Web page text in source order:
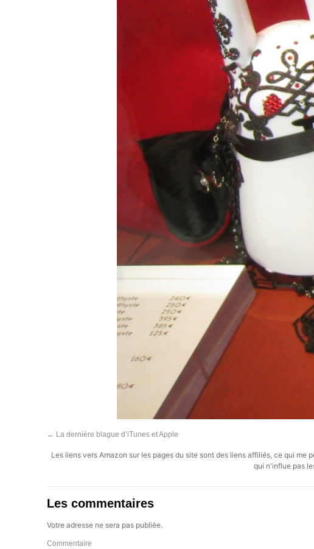
← La dernière blague d’iTunes et Apple
Les liens vers Amazon sur les pages du site sont des liens affiliés, ce qui
qui n'influe pas
Les commentaires
Votre adresse ne sera pas publiée.
Commentaire